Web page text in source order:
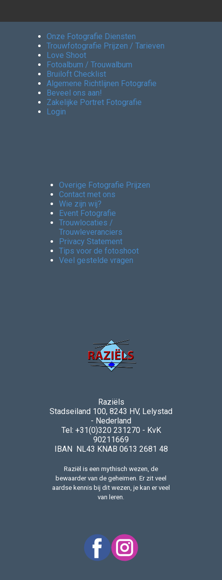
Onze Fotografie Diensten
Trouwfotografie Prijzen / Tarieven
Love Shoot
Fotoalbum / Trouwalbum
Bruiloft Checklist
Algemene Richtlijnen Fotografie
Beveel ons aan!
Zakelijke Portret Fotografie
Login
Overige Fotografie Prijzen
Contact met ons
Wie zijn wij?
Event Fotografie
Trouwlocaties /
Trouwleveranciers
Privacy Statement
Tips voor de fotoshoot
Veel gestelde vragen
Raziëls
Stadseiland 100, 8243 HV, Lelystad
- Nederland
Tel: +31(0)320 231270 - KvK
90211669
IBAN NL43 KNAB 0613 2681 48
Raziël is een mythisch wezen, de
bewaarder van de geheimen. Er zit veel
aardse kennis bij dit wezen, je kan er veel
van leren.